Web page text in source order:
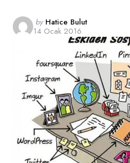
Posted
by
by Hatice Bulut
14 Ocak 2016